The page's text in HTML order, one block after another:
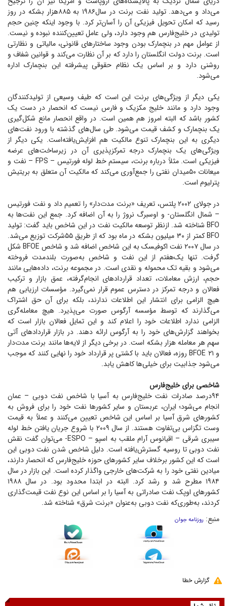
می‌داد و می‌دهد. تولید نفت برنت در سال‌۱۹۸۶ به ۸۸۵‌هزار بشکه در روز
رسید که امکان تحویل فیزیکی آن را آسان‌تر کرد. با وجود اینکه چنین حجم
تولیدی در خلیج‌فارس هم وجود دارد، ولی عامل تعیین‌کننده نبوده و نیست.
از عوامل مهم در بنچمارک بودن وجود ساختار‌های قانونی، مالیاتی و نظارتی
است. برنت دولت انگلستان را دارد که بر آن نظارت می‌کند و قوانین شفاف و
روشنی دارد و بر اساس یک نظام حقوقی پیشرفته این بنچمارک اداره
می‌شود.
یکی دیگر از ویژگی‌های برنت این است که طیف وسیعی از تولیدکنندگان
وجود دارد و مانند خلیج مکزیک و فارس نیست که انحصار در دست یک
کشور باشد که البته امروز هم همین است. در واقع انحصار مانع شکل‌گیری
یک بنچمارک و کشف قیمت می‌شود. طی سال‌های گذشته با ورود نفت‌های
دیگری به این بنچمارک تنوع مالکیت هم افزایش‌یافته‌است. یکی دیگر از
ویژگی‌های یک بنچمارک درجه تمرکز‌پذیری آن در زیرساخت‌های عرضه
فیزیکی است. مثلاً درباره برنت، سیستم خط لوله فورتیس – FPS – نفت و
میعانات ۵۰‌میدان نفتی را جمع‌آوری می‌کند که مالکیت آن متعلق به بریتیش
پترلیوم است.
در جولای ۲۰۰۲ پلتس، تعریف «برنت مدت‌دار» را تعمیم داد و نفت فورتیس
– شمال انگلستان- و اوسبرگ نروژ را به آن اضافه کرد. جمع این نفت‌ها به
BFO شناخته شد. ازنظر توسعه مالکیت نفت در این شاخص باید گفت: تولید
BFO کمتر از ۳۰ میلیون بشکه در ماه بود که از طریق ۵۵‌شرکت توزیع می‌شد.
در سال ۲۰۰۷ نفت اکوفیسک به این شاخص اضافه شد و شاخص BFOE شکل
گرفت. تنها یک‌هفتم از این نفت و شاخص به‌صورت بلندمدت فروخته
می‌شود و بقیه تک محموله و نقدی است. در مجموعه برنت، داده‌هایی مانند
حجم، ارزش معاملات، تعداد قرارداد‌های انجام‌گرفته، عمق بازار و ترکیب
فعالان و درجه تمرکز در دسترس عموم قرار نمی‌گیرد. مؤسسات ارزیابی هم
هیچ الزامی برای انتشار این اطلاعات ندارند، بلکه برای آن حق اشتراک
می‌گذارند که توسط مؤسسه آرگوس صورت می‌پذیرد. هیچ معامله‌گری
الزامی ندارد اطلاعات خود را اعلام کند و این تمایل فعالان بازار است که
بخواهند گزارش‌های خود را به آرگوس ارائه دهند. در بازار قرارداد‌های آتی
سهم هر معامله هزار بشکه است. در برخی دیگر از لایه‌ها مانند برنت مدت‌دار
و BFOE ۲۱ روزه، فعالان باید با کشتی پر قرارداد خود را نهایی کنند که موجب
می‌شود جذابیت برای خیلی‌ها کاهش یابد.
شاخصی برای خلیج‌فارس
۹۴‌درصد صادرات نفت خلیج‌فارس به آسیا با شاخص نفت دوبی – عمان
انجام می‌شود؛ ایران، عربستان و سایر کشور‌ها نفت خود را برای فروش به
کشور‌های شرق آسیا بر اساس این شاخص تعیین می‌کنند و عملاً به قیمت
وست تگزاس بی‌تفاوت هستند. از سال ۲۰۰۹ با شروع جریان یافتن خط لوله
سیبری شرقی – اقیانوس آرام ملقب به اسپو – ESPO- می‌توان گفت نقش
نفت دوبی تا روسیه گسترش‌یافته است. دلیل شاخص شدن نفت دوبی این
است که این کشور برخلاف سایر کشور‌های حوزه خلیج‌فارس که انحصار دارند،
میادین نفتی خود را به شرکت‌های خارجی واگذار کرده است. این بازار در سال
۱۹۸۴ مطرح شد و رشد کرد. البته در ابتدا محدود بود. در سال ۱۹۸۸
کشور‌های اوپک نفت صادراتی به آسیا را بر اساس این نوع نفت قیمت‌گذاری
کردند، به‌طوری‌که نفت دوبی به‌عنوان «برنت شرق» شناخته شد.
منبع: روزنامه جوان
گزارش خطا